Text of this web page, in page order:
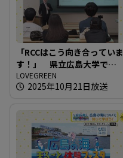
「RCCはこう向き合っていま
す！」 県立広島大学で企
業が環境問題への取り組み
を講義
LOVEGREEN
2025年10月21日放送